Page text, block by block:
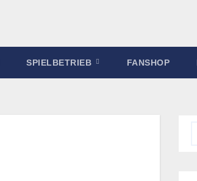
SPIELBETRIEB FANSHOP